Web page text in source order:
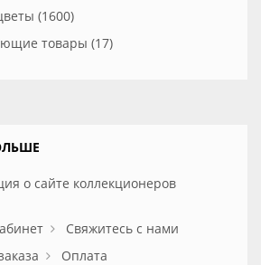
(1600)
товары (17)
о сайте коллекционеров
Свяжитесь с нами
Оплата